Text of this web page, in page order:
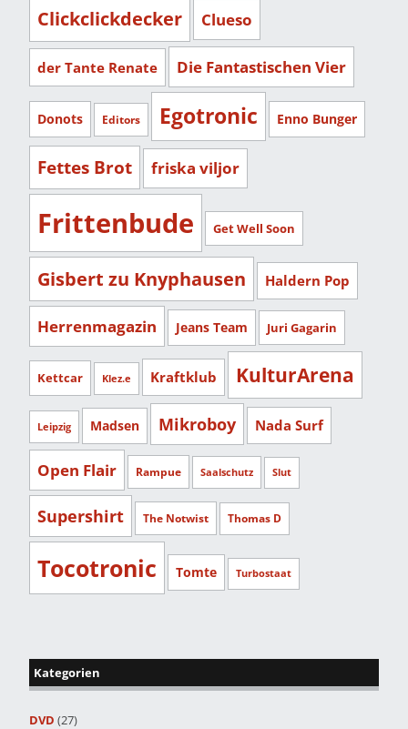
Clickclickdecker Clueso
der Tante Renate Die Fantastischen Vier
Donots Editors Egotronic Enno Bunger
Fettes Brot friska viljor
Frittenbude Get Well Soon
Gisbert zu Knyphausen Haldern Pop
Herrenmagazin Jeans Team Juri Gagarin
Kettcar Klez.e Kraftklub KulturArena
Leipzig Madsen Mikroboy Nada Surf
Open Flair Rampue Saalschutz Slut
Supershirt The Notwist Thomas D
Tocotronic Tomte Turbostaat
Kategorien
DVD (27)